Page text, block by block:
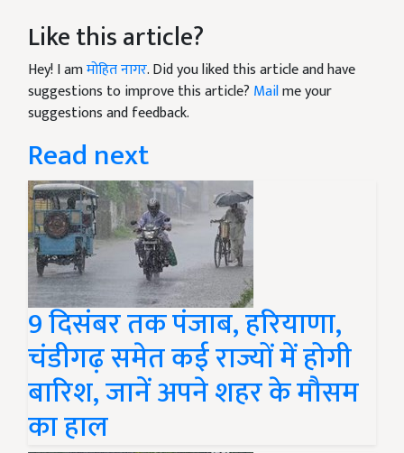
Like this article?
Hey! I amमोहित नागर. Did you liked this article and have
suggestions to improve this article? Mailme your
suggestions and feedback.
Read next
9 दिसंबर तक पंजाब, हरियाणा,
चंडीगढ़ समेत कई राज्यों में होगी
बारिश, जानें अपने शहर के मौसम
का हाल